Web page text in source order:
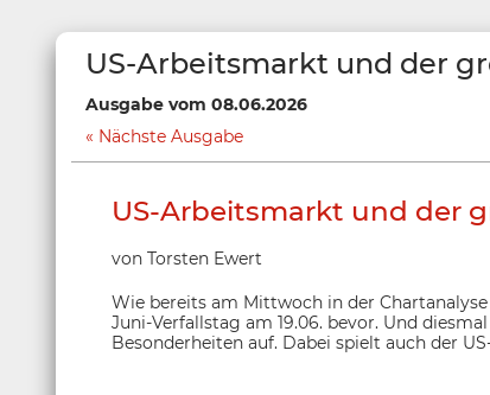
US-Arbeitsmarkt und der
Ausgabe vom 08.06.2026
Nächste Ausgabe
US-Arbeitsmarkt und der
von Torsten Ewert
Wie bereits am Mittwoch in der
Juni-Verfallstag am 19.06. bevor. Und
Besonderheiten auf. Dabei spielt auch der